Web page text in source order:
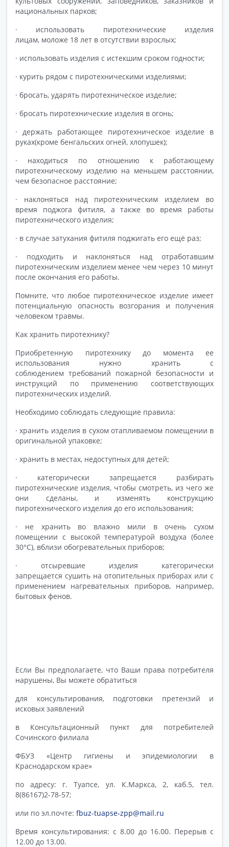
национальных парков;
· использовать пиротехнические изделия
лицам, моложе 18 лет в отсутствии взрослых;
· использовать изделия с истекшим сроком годности;
· курить рядом с пиротехническими изделиями;
· бросать, ударять пиротехническое изделие;
· бросать пиротехнические изделия в огонь;
· держать работающее пиротехническое изделие в
руках(кроме бенгальских огней, хлопушек);
· находиться по отношению к работающему
пиротехническому изделию на меньшем расстоянии,
чем безопасное расстояние;
· наклоняться над пиротехническим изделием во
время поджога фитиля, а также во время работы
пиротехнического изделия;
· в случае затухания фитиля поджигать его ещё раз;
· подходить и наклоняться над отработавшим
пиротехническим изделием менее чем через 10 минут
после окончания его работы.
Помните, что любое пиротехническое изделие имеет
потенциальную опасность возгорания и получения
человеком травмы.
Как хранить пиротехнику?
Приобретенную пиротехнику до момента ее
использования нужно хранить с
соблюдением требований пожарной безопасности и
инструкций по применению соответствующих
пиротехнических изделий.
Необходимо соблюдать следующие правила:
· хранить изделия в сухом отапливаемом помещении в
оригинальной упаковке;
· хранить в местах, недоступных для детей;
· категорически запрещается разбирать
пиротехнические изделия, чтобы смотреть, из чего же
они сделаны, и изменять конструкцию
пиротехнического изделия до его использования;
· не хранить во влажно мили в очень сухом
помещении с высокой температурой воздуха (более
30°С), вблизи обогревательных приборов;
· отсыревшие изделия категорически
запрещается сушить на отопительных приборах или с
применением нагревательных приборов, например,
бытовых фенов.
Если Вы предполагаете, что Ваши права потребителя
нарушены, Вы можете обратиться
для консультирования, подготовки претензий и
исковых заявлений
в Консультационный пункт для потребителей
Сочинского филиала
ФБУЗ «Центр гигиены и эпидемиологии в
Краснодарском крае»
по адресу: г. Туапсе, ул. К.Маркса, 2, каб.5, тел.
8(86167)2-78-57;
или по эл.почте: fbuz-tuapse-zpp@mail.ru
Время консультирования: с 8.00 до 16.00. Перерыв с
12.00 до 13.00.